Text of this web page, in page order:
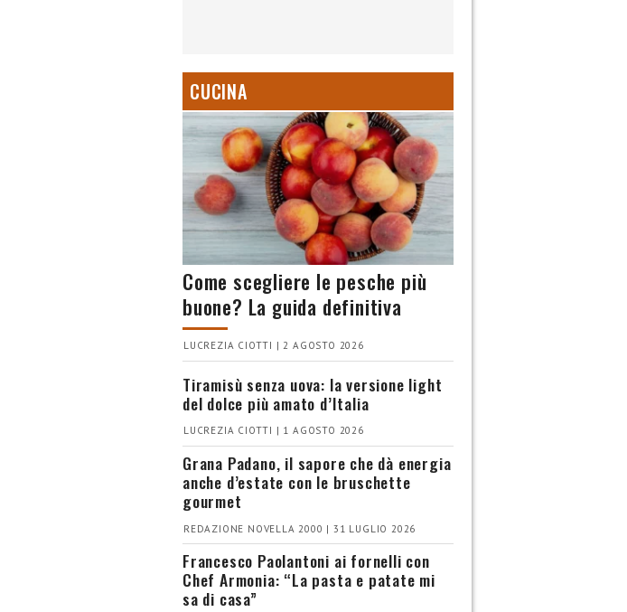
CUCINA
Come scegliere le pesche più
buone? La guida definitiva
LUCREZIA CIOTTI | 2 AGOSTO 2026
Tiramisù senza uova: la versione light
del dolce più amato d’Italia
LUCREZIA CIOTTI | 1 AGOSTO 2026
Grana Padano, il sapore che dà energia
anche d’estate con le bruschette
gourmet
REDAZIONE NOVELLA 2000 | 31 LUGLIO 2026
Francesco Paolantoni ai fornelli con
Chef Armonia: “La pasta e patate mi
sa di casa”